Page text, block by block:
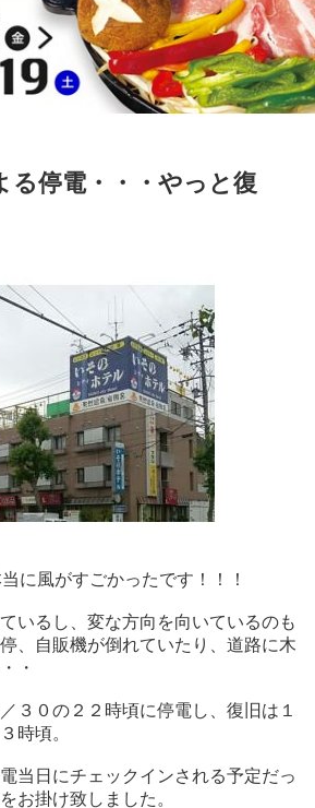
る停電・・・やっと復
に風がすごかったです！！！
いるし、変な方向を向いているのも
、自販機が倒れていたり、道路に木
・
３０の２２時頃に停電し、復旧は１
時頃。
当日にチェックインされる予定だっ
お掛け致しました。